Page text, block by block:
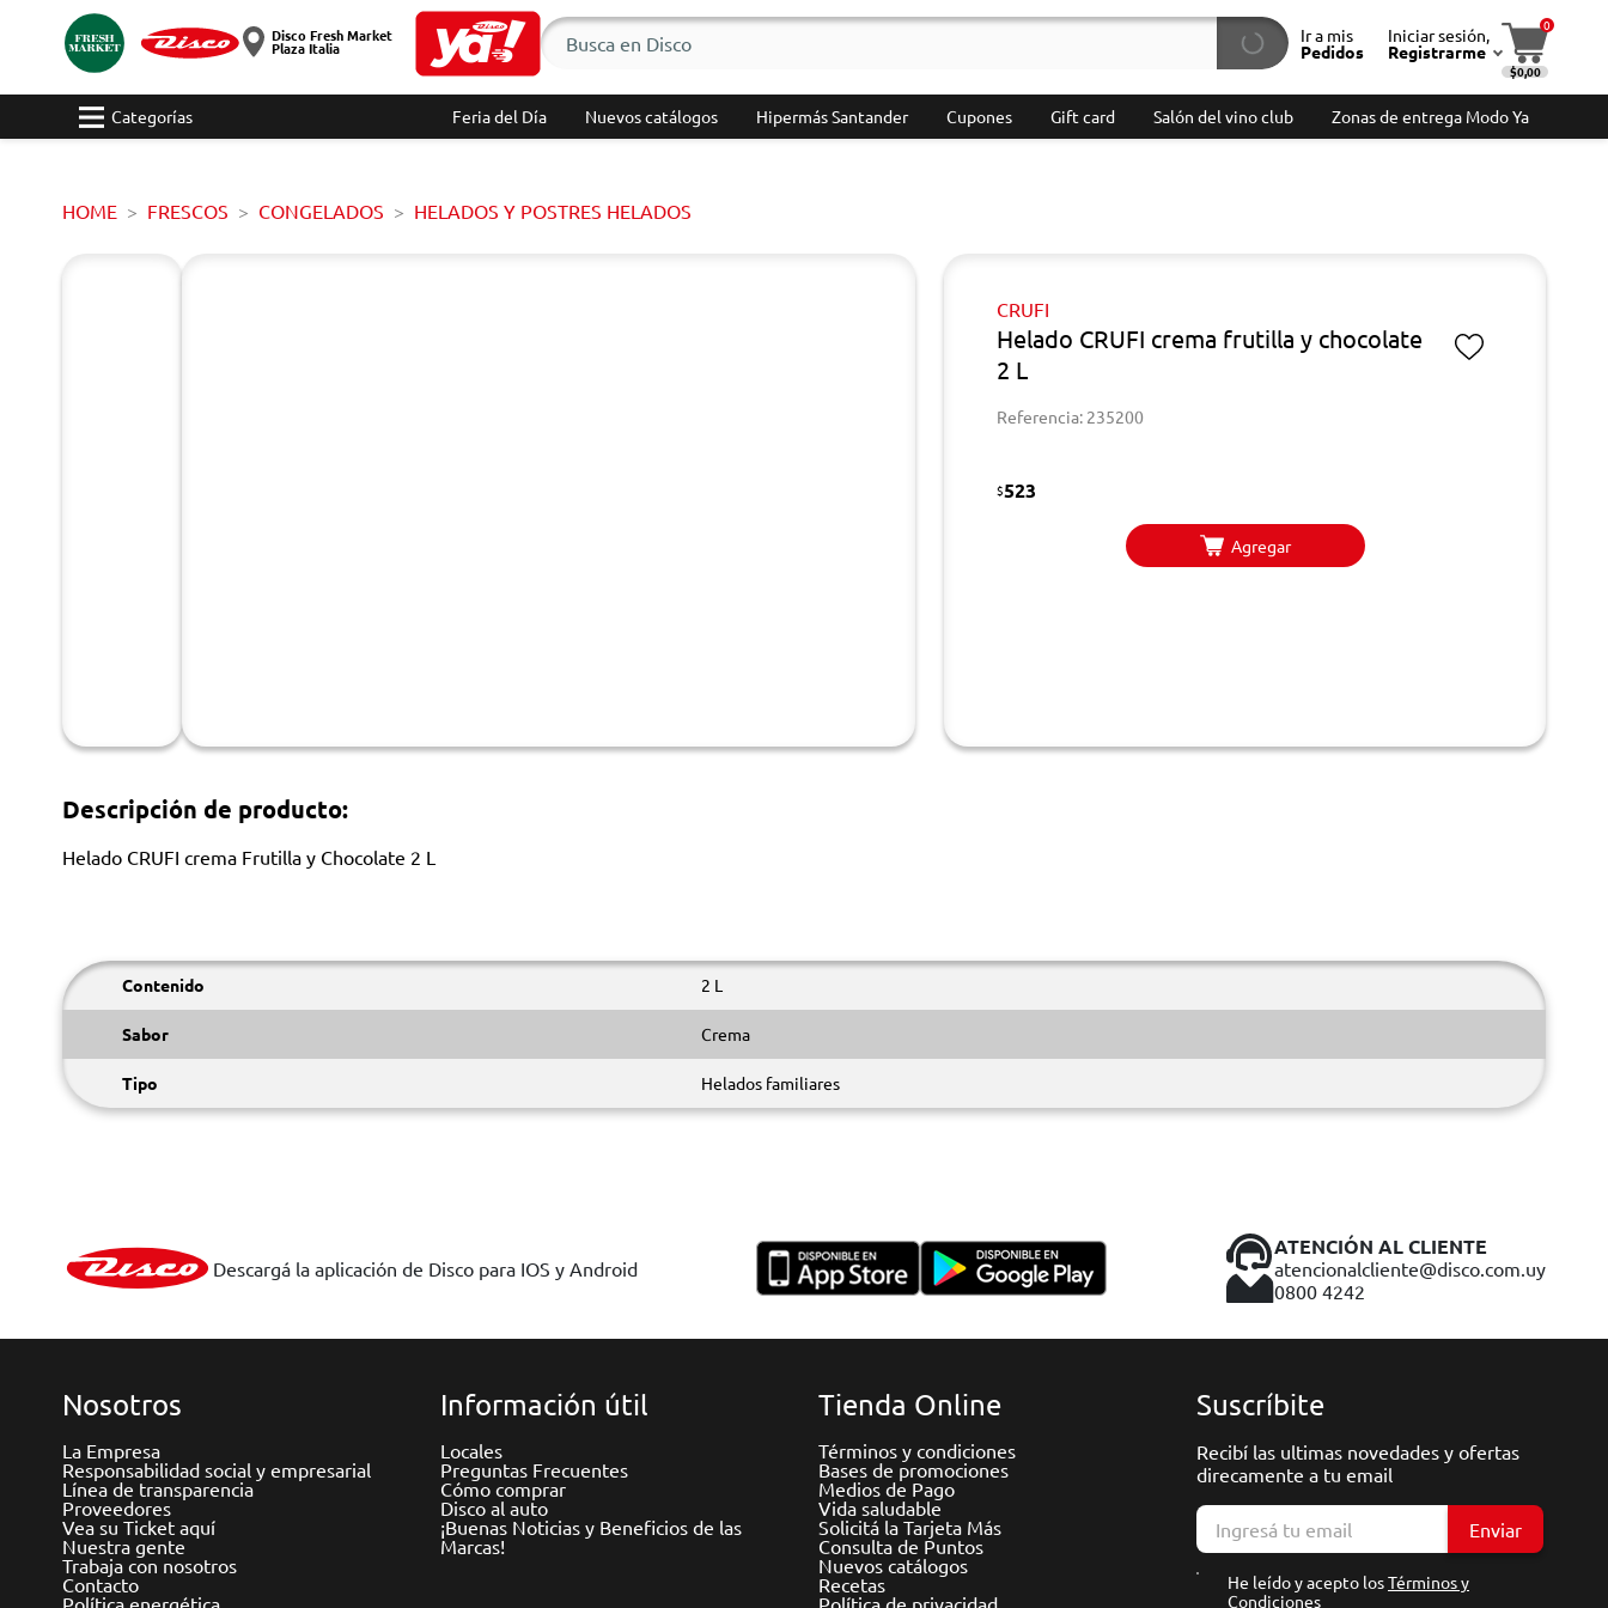
Disco Fresh Market
Plaza Italia
Ir a mis
Pedidos
Iniciar sesión,
Registrarme
0
$0,00
Categorías Feria del Día Nuevos catálogos Hipermás Santander Cupones Gift card Salón del vino club Zonas de entrega Modo Ya
HOME FRESCOS CONGELADOS HELADOS Y POSTRES HELADOS
CRUFI
Helado CRUFI crema frutilla y chocolate
2 L
Referencia: 235200
$523
Agregar
Descripción de producto:
Helado CRUFI crema Frutilla y Chocolate 2 L
Contenido 2 L
Sabor Crema
Tipo Helados familiares
Descargá la aplicación de Disco para IOS y Android
ATENCIÓN AL CLIENTE
atencionalcliente@disco.com.uy
0800 4242
Nosotros
La Empresa
Responsabilidad social y empresarial
Línea de transparencia
Proveedores
Vea su Ticket aquí
Nuestra gente
Trabaja con nosotros
Contacto
Política energética
Información útil
Locales
Preguntas Frecuentes
Cómo comprar
Disco al auto
¡Buenas Noticias y Beneficios de las
Marcas!
Tienda Online
Términos y condiciones
Bases de promociones
Medios de Pago
Vida saludable
Solicitá la Tarjeta Más
Consulta de Puntos
Nuevos catálogos
Recetas
Política de privacidad
Suscríbite
Recibí las ultimas novedades y ofertas
direcamente a tu email
Enviar
He leído y acepto losTérminos y
Condiciones